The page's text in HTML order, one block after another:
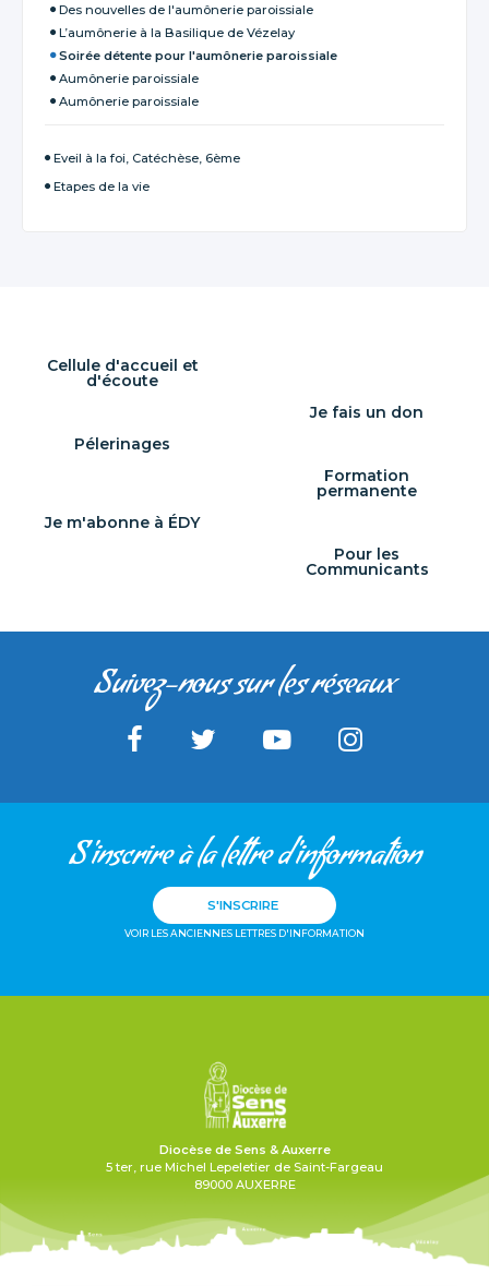
Des nouvelles de l'aumônerie paroissiale
L’aumônerie à la Basilique de Vézelay
Soirée détente pour l'aumônerie paroissiale
Aumônerie paroissiale
Aumônerie paroissiale
Eveil à la foi, Catéchèse, 6ème
Etapes de la vie
Cellule d'accueil et
d'écoute
Je fais un don
Pélerinages
Formation
permanente
Je m'abonne à ÉDY
Pour les
Communicants
Suivez-nous sur les réseaux
S'inscrire à la lettre d'information
S'INSCRIRE
VOIR LES ANCIENNES LETTRES D'INFORMATION
Diocèse de Sens & Auxerre
5 ter, rue Michel Lepeletier de Saint-Fargeau
89000 AUXERRE